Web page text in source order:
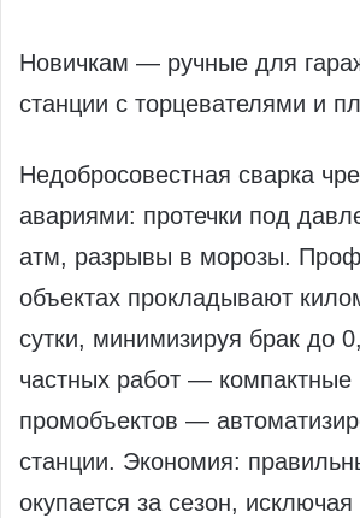
Новичкам — ручные для
станции с торцевателями и
Недобросовестная сварка
авариями: протечки под
атм, разрывы в морозы.
объектах прокладывают
сутки, минимизируя брак до
частных работ —
промобъектов —
станции. Экономия:
окупается за сезон,